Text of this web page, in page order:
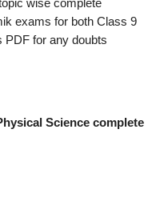
wise complete
exams for both Class 9
PDF for any doubts
Science complete